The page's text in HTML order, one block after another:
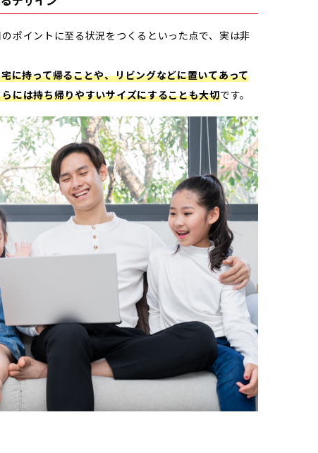
ポイントに至る状況をつくるといった点で、実は非
に持って帰ることや、リビングなどに置いてあって
には持ち帰りやすいサイズにすることも大切です。